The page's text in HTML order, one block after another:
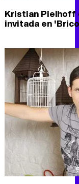
Kristian Pielhoff
invitada en